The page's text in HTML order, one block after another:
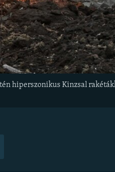
hiperszonikus Kinzsal